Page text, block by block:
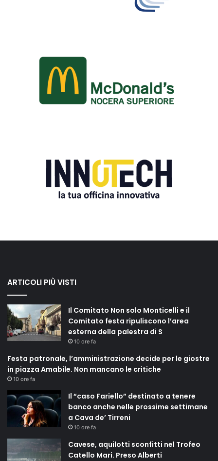
ARTICOLI PIÙ VISTI
Il Comitato Non solo Monticelli e il
Comitato festa ripuliscono l’area
esterna della palestra di S
10 ore fa
Festa patronale, l’amministrazione decide per le giostre
in piazza Amabile. Non mancano le critiche
10 ore fa
Il “caso Fariello” destinato a tenere
banco anche nelle prossime settimane
a Cava de’ Tirreni
10 ore fa
Cavese, aquilotti sconfitti nel Trofeo
Catello Mari. Preso Alberti